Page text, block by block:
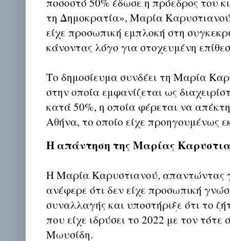
τη Δημοκρατία», Μαρία
είχε προσωπική εμπλοκή στη
κάνοντας λόγο για στοχευμένη
Το δημοσίευμα συνδέει τη Μαρία
στην οποία εμφανίζεται ως
κατά 50%, η οποία φέρεται να
Αθήνα, το οποίο είχε προηγουμένως
Η απάντηση της Μαρίας
Η Μαρία Καρυστιανού, απαντώντας
ανέφερε ότι δεν είχε προσωπική
συναλλαγής και υποστήριξε ότι το
που είχε ιδρύσει το 2022 με τον
Μωυσίδη.